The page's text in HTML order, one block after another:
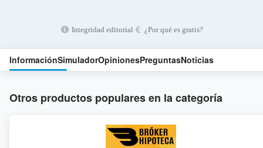
Integridad editorial ¿Por qué es gratis?
InformaciónSimuladorOpinionesPreguntasNoticias
Otros productos populares en la categoría